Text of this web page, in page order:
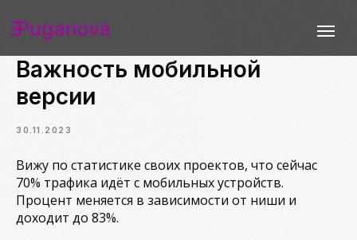
Важность мобильной
версии
30.11.2023
Вижу по статистике своих проектов, что сейчас
70% трафика идёт с мобильных устройств.
Процент меняется в зависимости от ниши и
доходит до 83%.